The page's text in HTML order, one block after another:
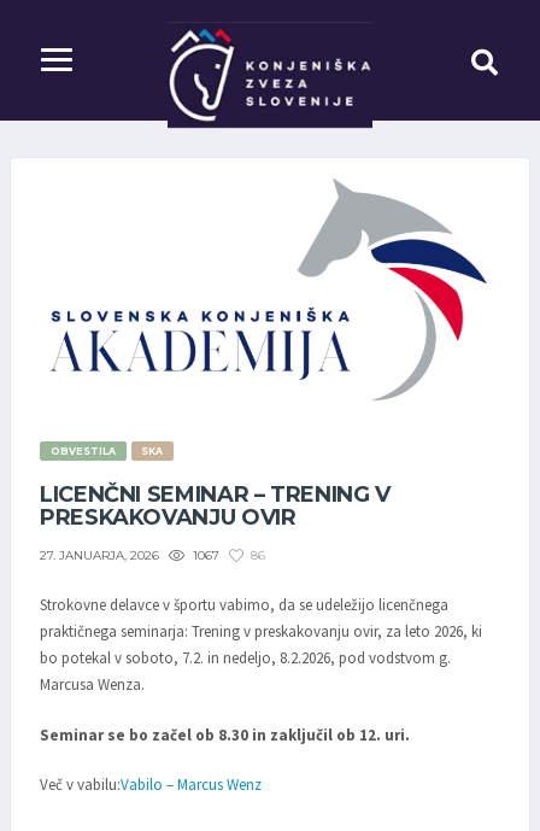
OBVESTILA SKA
LICENČNI SEMINAR – TRENING V
PRESKAKOVANJU OVIR
27. JANUARJA, 2026 1067 86
Strokovne delavce v športu vabimo, da se udeležijo licenčnega
praktičnega seminarja: Trening v preskakovanju ovir, za leto 2026, ki
bo potekal v soboto, 7.2. in nedeljo, 8.2.2026, pod vodstvom g.
Marcusa Wenza.
Seminar se bo začel ob 8.30 in zaključil ob 12. uri.
Več v vabilu:Vabilo – Marcus Wenz